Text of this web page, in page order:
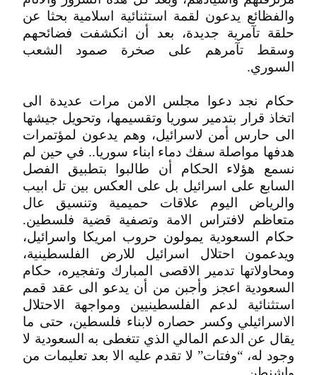
والفظائع يدعون لقمة استثنائية اسلامية بحثا عن
حلقة تآمرية جديدة، بعد أن انكشفت فضائحهم
وسقط تآمرهم على صخرة صمود الشعب
السوري.
حكام نجد دعوا مجلس الامن مرات عديدة الى
اتخاذ قرار بتدمير سوريا وتقسيمها، وتحويل جيشها
الى حارس أمن لاسرائيل، وهم يدعون لمؤتمرات
هدفها مواصلة سفك دماء ابناء سوريا.. في حين لم
نسمع هؤلاء الحكام أن طالبوا بتطبيق الفصل
السابع على اسرائيل بل على العكس بين تل ابيب
والرياض اليوم علاقات حميمية وتنسيق عال
متعاظم لافتراس الامة وتصفية قضية فلسطين.
حكام السعودية يمولون حروب امريكا واسرائيل،
ويدعمون احتلال اسرائيل للارض الفلسطينية،
ومحاولاتها تدمير الاقصى المبارك وتفجيره، حكام
السعودية اعجز وأجبن من أن يدعو الى عقد قمم
استثنائية لدعم الفلسطينيين ومواجهة الاحتلال
الاسرائيلي وكسر حصاره لابناء فلسطين، حتى ما
يقال عن الدعم المالي الذي تتغطى به السعودية لا
وجود له، “وفتات” لا تقدم عليه الا بعد تعليمات من